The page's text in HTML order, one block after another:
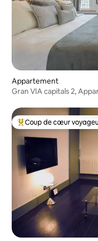
Appartement
Gran VIA capitals 2,
Coups de cœur
Coup de cœur